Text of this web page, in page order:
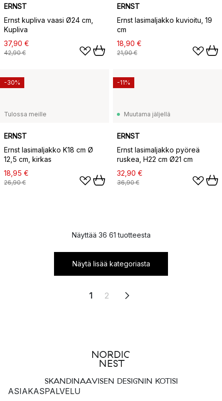
ERNST
Ernst kupliva vaasi Ø24 cm,
Kupliva
37,90 €
42,90 €
ERNST
Ernst lasimaljakko kuvioitu, 19
cm
18,90 €
21,90 €
Tulossa meille
ERNST
Ernst lasimaljakko K18 cm Ø
12,5 cm, kirkas
18,95 €
26,90 €
-30%
Muutama jäljellä
ERNST
Ernst lasimaljakko pyöreä
ruskea, H22 cm Ø21 cm
32,90 €
36,90 €
-11%
Näyttää 36 61 tuotteesta
Näytä lisää kategoriasta
1 2
SKANDINAAVISEN DESIGNIN KOTISI
ASIAKASPALVELU